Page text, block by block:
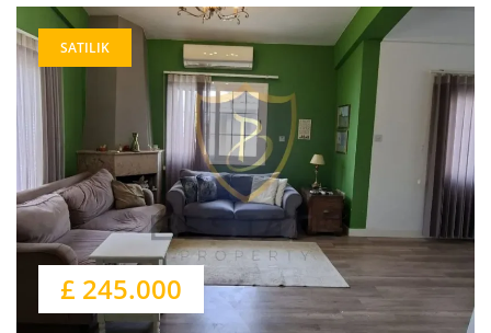
SATILIK
£ 245.000